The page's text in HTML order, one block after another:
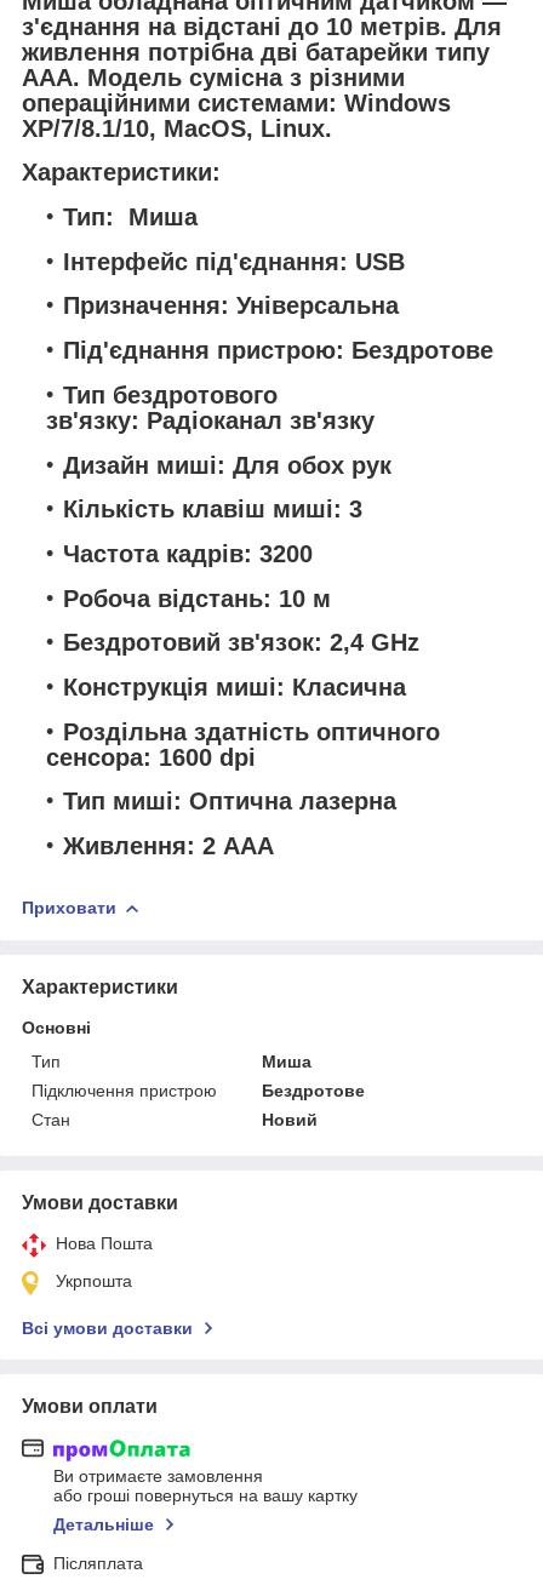
з'єднання на відстані до 10 метрів. Для
живлення потрібна дві батарейки типу
ААА. Модель сумісна з різними
операційними системами: Windows
XP/7/8.1/10, MacOS, Linux.
Характеристики:
Тип: Миша
Інтерфейс під'єднання: USB
Призначення: Універсальна
Під'єднання пристрою: Бездротове
Тип бездротового
зв'язку: Радіоканал зв'язку
Дизайн миші: Для обох рук
Кількість клавіш миші: 3
Частота кадрів: 3200
Робоча відстань: 10 м
Бездротовий зв'язок: 2,4 GHz
Конструкція миші: Класична
Роздільна здатність оптичного
сенсора: 1600 dpi
Тип миші: Оптична лазерна
Живлення: 2 ААА
Приховати
Характеристики
Основні
Тип
Миша
Підключення пристрою
Бездротове
Стан
Новий
Умови доставки
Нова Пошта
Укрпошта
Всі умови доставки
Умови оплати
Ви отримаєте замовлення
або гроші повернуться на вашу картку
Детальніше
Післяплата